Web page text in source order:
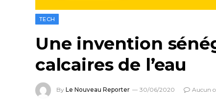
TECH
Une invention
calcaires de l’eau
By Le Nouveau Reporter 30/06/2020 Aucun